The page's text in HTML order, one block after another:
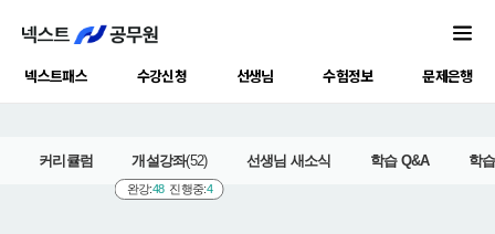
넥스트패스 수강신청 선생님 수험정보 문제은행
커리큘럼 개설강좌(52)
완강:48 진행중:4
선생님 새소식 학습 Q&A 학